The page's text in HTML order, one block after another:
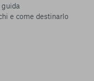
e come destinarlo